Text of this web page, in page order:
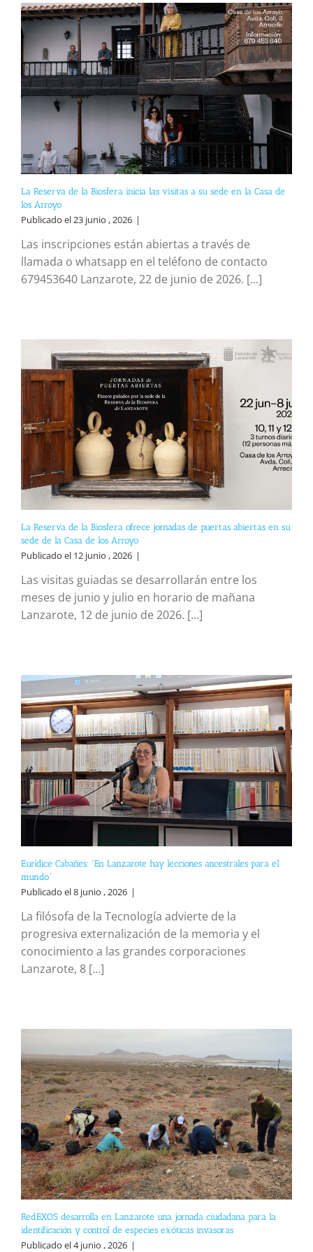
La Reserva de la Biosfera inicia las visitas a su sede en la Casa de
los Arroyo
Publicado el 23 junio , 2026 |
Las inscripciones están abiertas a través de
llamada o whatsapp en el teléfono de contacto
679453640 Lanzarote, 22 de junio de 2026. [...]
La Reserva de la Biosfera ofrece jornadas de puertas abiertas en su
sede de la Casa de los Arroyo
Publicado el 12 junio , 2026 |
Las visitas guiadas se desarrollarán entre los
meses de junio y julio en horario de mañana
Lanzarote, 12 de junio de 2026. [...]
Eurídice Cabañes: “En Lanzarote hay lecciones ancestrales para el
mundo”
Publicado el 8 junio , 2026 |
La filósofa de la Tecnología advierte de la
progresiva externalización de la memoria y el
conocimiento a las grandes corporaciones
Lanzarote, 8 [...]
RedEXOS desarrolla en Lanzarote una jornada ciudadana para la
identificación y control de especies exóticas invasoras
Publicado el 4 junio , 2026 |